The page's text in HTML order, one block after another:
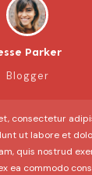
consectetur
ut labore et
quis nostrud
ea commodo
Parker
Blogger